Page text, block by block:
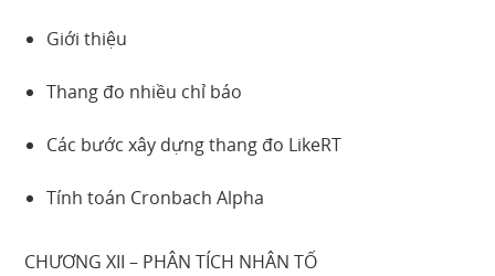
Giới thiệu
Thang đo nhiều chỉ báo
Các bước xây dựng thang đo LikeRT
Tính toán Cronbach Alpha
CHƯƠNG XII – PHÂN TÍCH NHÂN TỐ